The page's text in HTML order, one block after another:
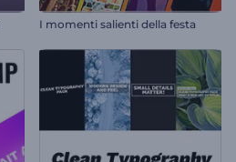
I momenti salienti della festa